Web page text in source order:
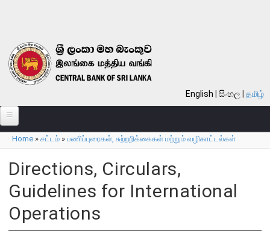
English සිංහල தமிழ்
பற்றி
வங்கி பற்றி
பொது நோக்கு
வங்கியின் வரலாறு
தொலைநோக்கு, பணி, பெறுமானம்
You are here
Home » சட்டம் » பணிப்புரைகள், சுற்றறிக்கைகள் மற்றும் வழிகாட்டல்கள்
Directions, Circulars,
Guidelines for International
Operations